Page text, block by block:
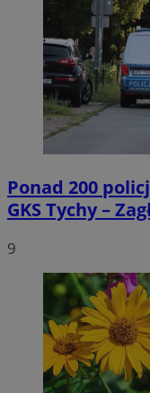
Ponad 200
GKS Tychy –
9